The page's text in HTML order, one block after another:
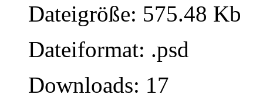
Dateigröße: 575.48 Kb
Dateiformat: .psd
Downloads: 17